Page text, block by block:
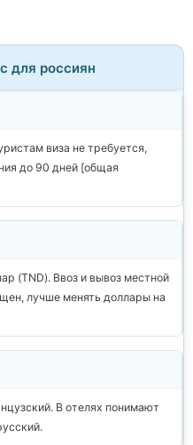
для россиян
виза не требуется,
до 90 дней [общая
(TND). Ввоз и вывоз местной
лучше менять доллары на
В отелях понимают